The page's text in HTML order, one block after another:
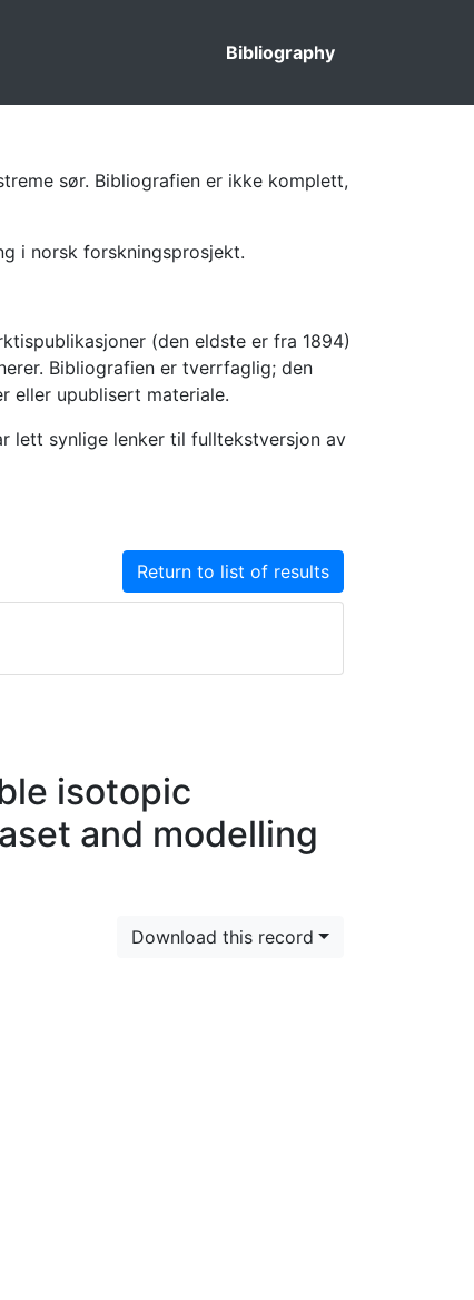
Bibliography
sør. Bibliografien er ikke komplett,
i norsk forskningsprosjekt.
(den eldste er fra 1894)
Bibliografien er tverrfaglig; den
eller upublisert materiale.
lett synlige lenker til fulltekstversjon av
Return to list of results
isotopic
and modelling
Download this record